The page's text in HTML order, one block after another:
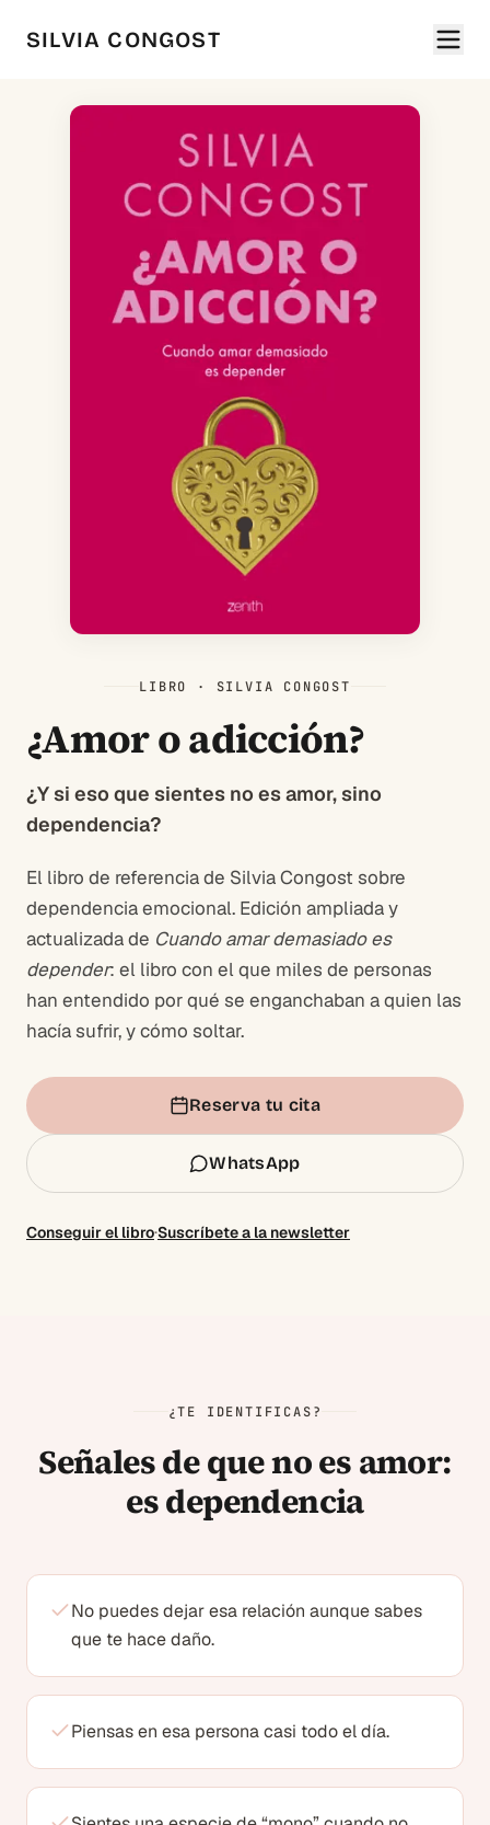
SILVIA CONGOST
LIBRO · SILVIA CONGOST
¿Amor o adicción?
¿Y si eso que sientes no es amor, sino
dependencia?
El libro de referencia de Silvia Congost sobre
dependencia emocional. Edición ampliada y
actualizada de Cuando amar demasiado es
depender: el libro con el que miles de personas
han entendido por qué se enganchaban a quien las
hacía sufrir, y cómo soltar.
Reserva tu cita
WhatsApp
Conseguir el libro·Suscríbete a la newsletter
¿TE IDENTIFICAS?
Señales de que no es amor:
es dependencia
No puedes dejar esa relación aunque sabes
que te hace daño.
Piensas en esa persona casi todo el día.